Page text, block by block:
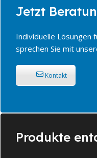
Jetzt
Individuelle Lösungen
sprechen Sie mit
Kontakt
Produkte